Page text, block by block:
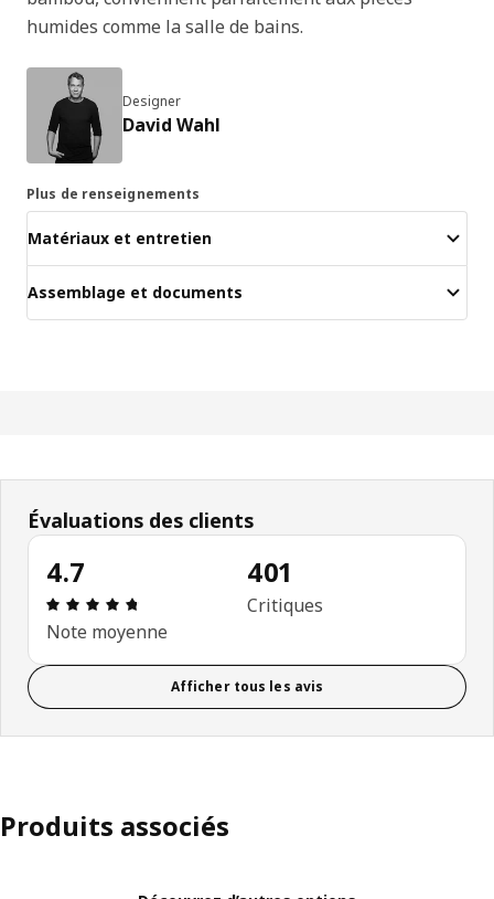
humides comme la salle de bains.
Designer
David Wahl
Plus de renseignements
Matériaux et entretien
Assemblage et documents
Évaluations des clients
4.7
Avis: 4.7 sur 5 étoiles. Nombre total d'avis: 401
Note moyenne
401
Critiques
Afficher tous les avis
Produits associés